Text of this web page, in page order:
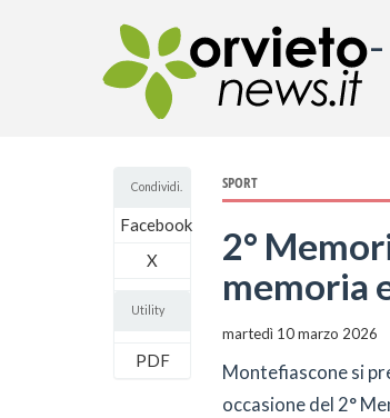
-
Condividi.
Facebook
X
Utility
PDF
SPORT
2°
memoria
martedì 10 marzo 2026
Montefiascone si
occasione del 2°